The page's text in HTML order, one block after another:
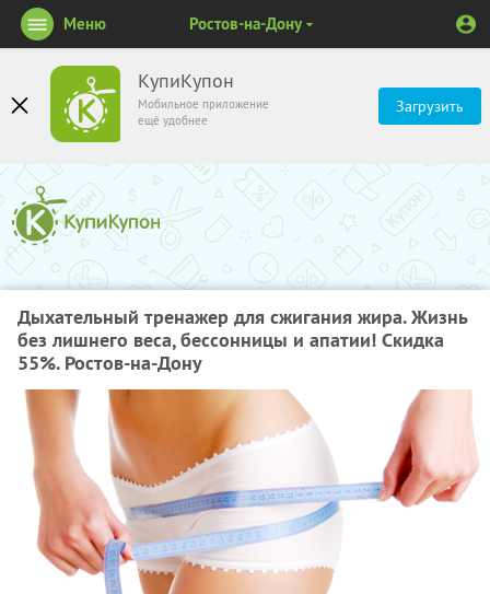
КупиКупон
Мобильное приложение
ещё удобнее
Загрузить
Меню Ростов-на-Дону
Дыхательный тренажер для сжигания жира. Жизнь
без лишнего веса, бессонницы и апатии! Скидка
55%. Ростов-на-Дону